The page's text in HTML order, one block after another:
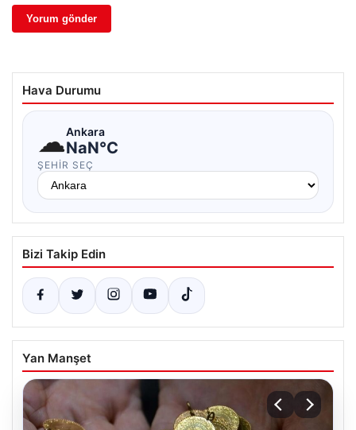
Hava Durumu
☁Ankara
NaN°C
ŞEHIR SEÇ
Bizi Takip Edin
Yan Manşet